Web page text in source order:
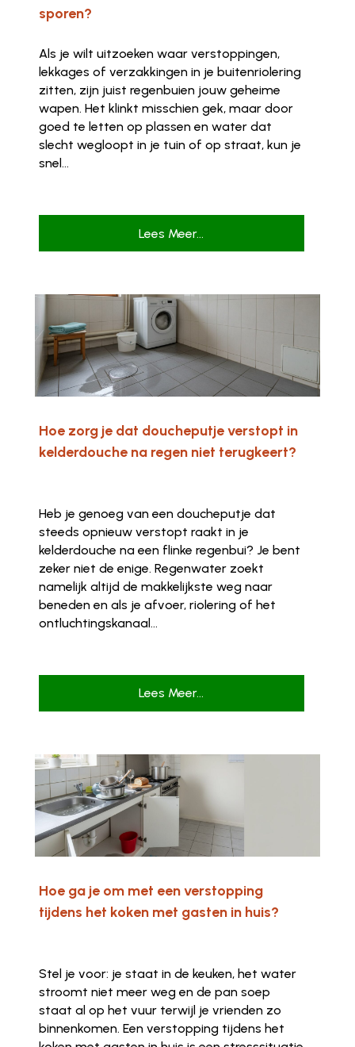
sporen?
Als je wilt uitzoeken waar verstoppingen,
lekkages of verzakkingen in je buitenriolering
zitten, zijn juist regenbuien jouw geheime
wapen. Het klinkt misschien gek, maar door
goed te letten op plassen en water dat
slecht wegloopt in je tuin of op straat, kun je
snel...
Lees Meer...
Hoe zorg je dat doucheputje verstopt in
kelderdouche na regen niet terugkeert?
Heb je genoeg van een doucheputje dat
steeds opnieuw verstopt raakt in je
kelderdouche na een flinke regenbui? Je bent
zeker niet de enige. Regenwater zoekt
namelijk altijd de makkelijkste weg naar
beneden en als je afvoer, riolering of het
ontluchtingskanaal...
Lees Meer...
Hoe ga je om met een verstopping
tijdens het koken met gasten in huis?
Stel je voor: je staat in de keuken, het water
stroomt niet meer weg en de pan soep
staat al op het vuur terwijl je vrienden zo
binnenkomen. Een verstopping tijdens het